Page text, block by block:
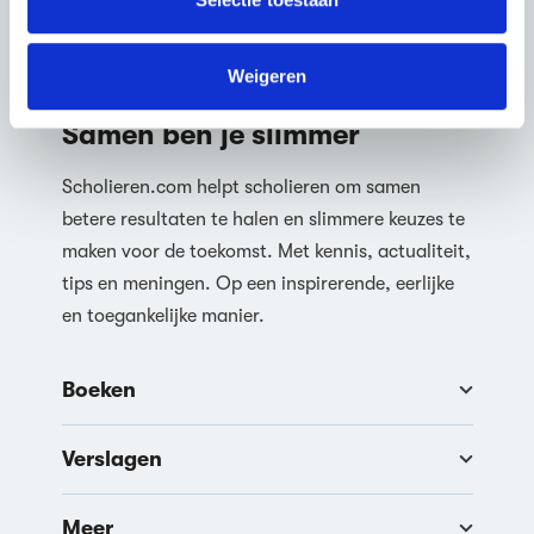
We werken samen met63 derdendie uw gegevens
kunnen ontvangen en verwerken.
Weigeren
Samen ben je slimmer
Scholieren.com helpt scholieren om samen
betere resultaten te halen en slimmere keuzes te
maken voor de toekomst. Met kennis, actualiteit,
tips en meningen. Op een inspirerende, eerlijke
en toegankelijke manier.
Boeken
Verslagen
Meer